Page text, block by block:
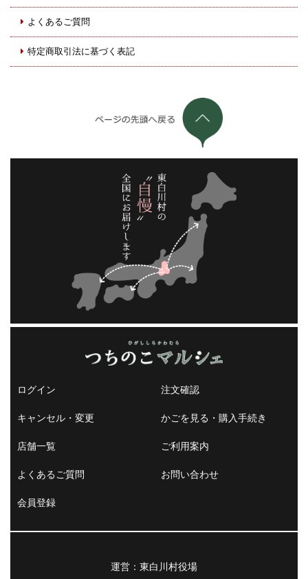
よくあるご質問
特定商取引法に基づく表記
ログイン 注文確認
キャンセル・変更 かごを見る・購入手続き
店舗一覧 ご利用案内
よくあるご質問 お問い合わせ
会員登録
運営：東白川村役場